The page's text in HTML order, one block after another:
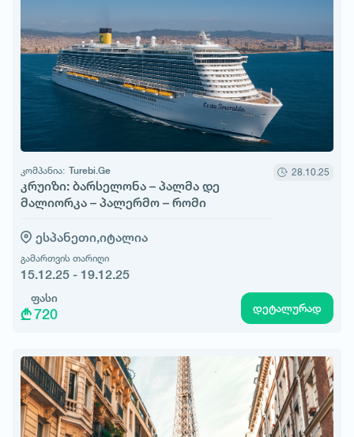
კომპანია: Turebi.Ge
კრუიზი: ბარსელონა – პალმა დე
მალიორკა – პალერმო – რომი
28.10.25
ესპანეთი,იტალია
გამართვის თარიღი
15.12.25 - 19.12.25
ფასი
720 დეტალურად